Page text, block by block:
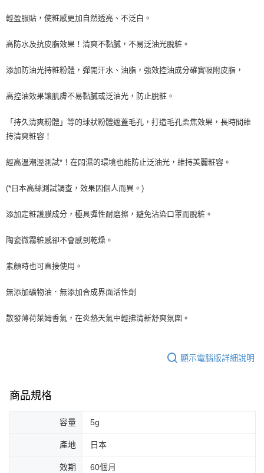
輕盈服貼，使粧感更加自然透亮、不泛白。
高防水及抗皮脂效果！清爽不黏膩，不易泛油光脫粧。
添加防油光持粧粉體，彈開汗水、油脂，強效控油成分確實吸附皮脂，
高控油效果讓肌膚不易黏膩或泛油光，防止脫粧。
「持久清爽粉體」等的球狀粉體遮蓋毛孔，打造毛孔柔焦效果，長時間維
持清爽粧容！
經高溫潮溼測試*！在悶濕的環境也能防止泛油光，維持美麗粧容。
(*日本高絲測試調查，效果因個人而異。)
添加定粧護膜成分，極具彈性耐磨擦，避免沾染口罩而脫粧。
陶瓷微霧粧感卻不會感到乾燥。
素顏時也可直接使用。
無添加礦物油．無添加合成界面活性劑
散發薄荷萊姆香氣，在炎熱天氣中輕拂清新舒爽氛圍。
顯示電腦版詳細說明
商品規格
容量 5g
產地 日本
效期 60個月